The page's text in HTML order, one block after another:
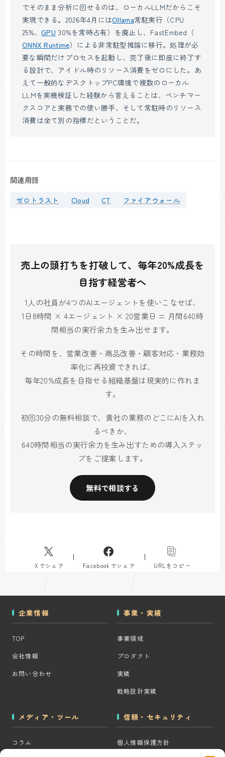
でそのまま分析に回せるのは、ローカルLLMだからこそ
実現できる。2026年4月にはOllama常駐実行（CPU
25%、GPU 30%を常時占有）を廃止し、FastEmbed（
ONNX Runtime）による非常駐型推論に移行。処理が必
要な瞬間だけプロセスを起動し、完了後に即座に終了す
る設計で、アイドル時のリソース消費をゼロにした。あ
えて一般的なデスクトップPC環境で複数のローカル
LLMを実機検証した経験から言えることは、ベンチマー
クスコアと実務での使い勝手、そして常駐時のリソース
消費は全て別の指標だということだ。
関連用語
ゼロトラスト Cloud CT ファイアウォール
売上の頭打ちを打破して、毎年20%成長を
目指す経営者へ
1人の社員が4つのAIエージェントを使いこなせば、
1日8時間 × 4エージェント × 20営業日 = 月間640時
間相当の実行余力を生み出せます。
その時間を、営業改善・商品改善・顧客対応・業務効
率化に再投資できれば、
毎年20%成長を目指せる組織基盤は現実的に作れま
す。
初回30分の無料相談で、貴社の業務のどこにAIを入れ
るべきか、
640時間相当の実行余力を生み出すための導入ステッ
プをご提案します。
無料で相談する
Xでシェア Facebookでシェア URLをコピー
企業情報
TOP
会社情報
お問い合わせ
事業・実績
事業領域
プロダクト
実績
戦略設計実績
メディア・ツール
コラム
信頼・セキュリティ
個人情報保護方針